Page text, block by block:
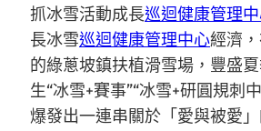
抓冰雪活動成長巡迴健康管理
長冰雪巡迴健康管理中心經濟
的綠蔥坡鎮扶植滑雪場，豐盛
生“冰雪+賽事”“冰雪+研圓規刺
爆發出一連串關於「愛與被愛